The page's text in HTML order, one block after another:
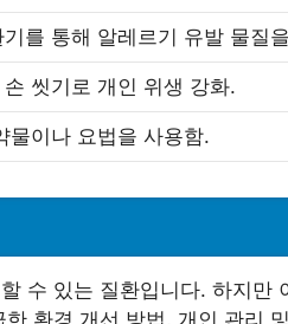
를 통해 알레르기 유발 물질
씻기로 개인 위생 강화.
물이나 요법을 사용함.
수 있는 질환입니다. 하지만
환경 개선 방법, 개인 관리